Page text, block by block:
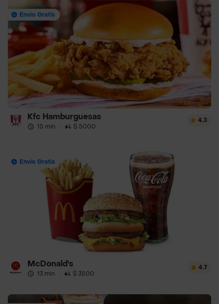
Envío Gratis
Kfc Hamburguesas
15 min · $ 5000
4.3
Envío Gratis
McDonald's
13 min · $ 3500
4.7